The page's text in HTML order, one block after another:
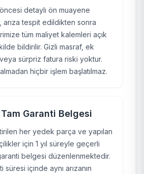
detaylı ön muayene
arıza tespit edildikten sonra
tüm maliyet kalemleri açık
bildirilir. Gizli masraf, ek
sürpriz fatura riski yoktur.
hiçbir işlem başlatılmaz.
Tam Garanti Belgesi
her yedek parça ve yapılan
için 1 yıl süreyle geçerli
belgesi düzenlenmektedir.
süresi içinde aynı arızanın